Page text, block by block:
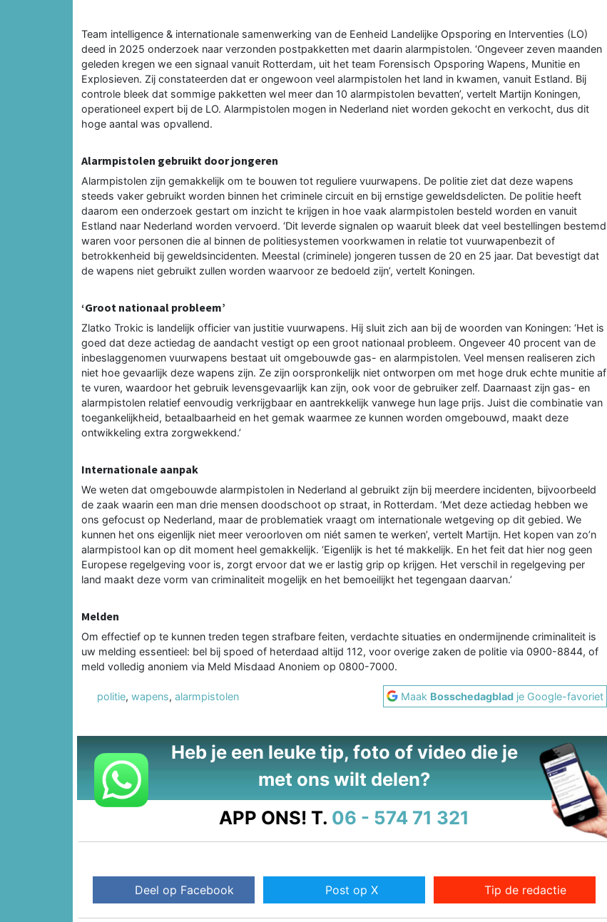
Team intelligence & internationale samenwerking van de Eenheid Landelijke Opsporing en Interventies (LO)
deed in 2025 onderzoek naar verzonden postpakketten met daarin alarmpistolen. ‘Ongeveer zeven maanden
geleden kregen we een signaal vanuit Rotterdam, uit het team Forensisch Opsporing Wapens, Munitie en
Explosieven. Zij constateerden dat er ongewoon veel alarmpistolen het land in kwamen, vanuit Estland. Bij
controle bleek dat sommige pakketten wel meer dan 10 alarmpistolen bevatten’, vertelt Martijn Koningen,
operationeel expert bij de LO. Alarmpistolen mogen in Nederland niet worden gekocht en verkocht, dus dit
hoge aantal was opvallend.
Alarmpistolen gebruikt door jongeren
Alarmpistolen zijn gemakkelijk om te bouwen tot reguliere vuurwapens. De politie ziet dat deze wapens
steeds vaker gebruikt worden binnen het criminele circuit en bij ernstige geweldsdelicten. De politie heeft
daarom een onderzoek gestart om inzicht te krijgen in hoe vaak alarmpistolen besteld worden en vanuit
Estland naar Nederland worden vervoerd. ‘Dit leverde signalen op waaruit bleek dat veel bestellingen bestemd
waren voor personen die al binnen de politiesystemen voorkwamen in relatie tot vuurwapenbezit of
betrokkenheid bij geweldsincidenten. Meestal (criminele) jongeren tussen de 20 en 25 jaar. Dat bevestigt dat
de wapens niet gebruikt zullen worden waarvoor ze bedoeld zijn’, vertelt Koningen.
‘Groot nationaal probleem’
Zlatko Trokic is landelijk officier van justitie vuurwapens. Hij sluit zich aan bij de woorden van Koningen: ‘Het is
goed dat deze actiedag de aandacht vestigt op een groot nationaal probleem. Ongeveer 40 procent van de
inbeslaggenomen vuurwapens bestaat uit omgebouwde gas- en alarmpistolen. Veel mensen realiseren zich
niet hoe gevaarlijk deze wapens zijn. Ze zijn oorspronkelijk niet ontworpen om met hoge druk echte munitie af
te vuren, waardoor het gebruik levensgevaarlijk kan zijn, ook voor de gebruiker zelf. Daarnaast zijn gas- en
alarmpistolen relatief eenvoudig verkrijgbaar en aantrekkelijk vanwege hun lage prijs. Juist die combinatie van
toegankelijkheid, betaalbaarheid en het gemak waarmee ze kunnen worden omgebouwd, maakt deze
ontwikkeling extra zorgwekkend.’
Internationale aanpak
We weten dat omgebouwde alarmpistolen in Nederland al gebruikt zijn bij meerdere incidenten, bijvoorbeeld
de zaak waarin een man drie mensen doodschoot op straat, in Rotterdam. ‘Met deze actiedag hebben we
ons gefocust op Nederland, maar de problematiek vraagt om internationale wetgeving op dit gebied. We
kunnen het ons eigenlijk niet meer veroorloven om niét samen te werken’, vertelt Martijn. Het kopen van zo’n
alarmpistool kan op dit moment heel gemakkelijk. ‘Eigenlijk is het té makkelijk. En het feit dat hier nog geen
Europese regelgeving voor is, zorgt ervoor dat we er lastig grip op krijgen. Het verschil in regelgeving per
land maakt deze vorm van criminaliteit mogelijk en het bemoeilijkt het tegengaan daarvan.’
Melden
Om effectief op te kunnen treden tegen strafbare feiten, verdachte situaties en ondermijnende criminaliteit is
uw melding essentieel: bel bij spoed of heterdaad altijd 112, voor overige zaken de politie via 0900-8844, of
meld volledig anoniem via Meld Misdaad Anoniem op 0800-7000.
politie, wapens, alarmpistolen Maak Bosschedagblad je Google-favoriet
Heb je een leuke tip, foto of video die je
met ons wilt delen?
APP ONS! T. 06 - 574 71 321
Deel op Facebook Post op X Tip de redactie